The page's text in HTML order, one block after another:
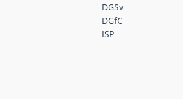
DGSv
DGfC
ISP